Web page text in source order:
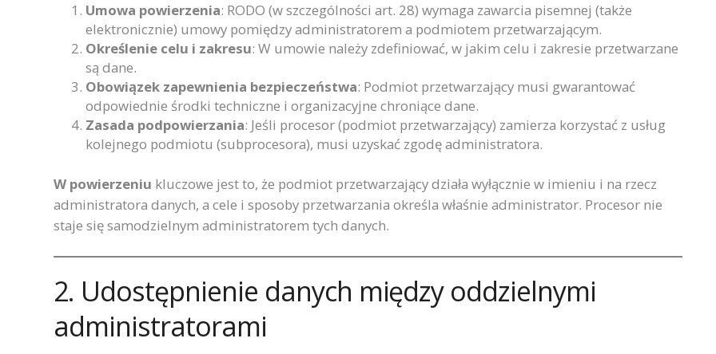
Umowa powierzenia: RODO (w szczególności art. 28) wymaga zawarcia pisemnej (także
elektronicznie) umowy pomiędzy administratorem a podmiotem przetwarzającym.
Określenie celu i zakresu: W umowie należy zdefiniować, w jakim celu i zakresie przetwarzane
są dane.
Obowiązek zapewnienia bezpieczeństwa: Podmiot przetwarzający musi gwarantować
odpowiednie środki techniczne i organizacyjne chroniące dane.
Zasada podpowierzania: Jeśli procesor (podmiot przetwarzający) zamierza korzystać z usług
kolejnego podmiotu (subprocesora), musi uzyskać zgodę administratora.
W powierzeniu kluczowe jest to, że podmiot przetwarzający działa wyłącznie w imieniu i na rzecz
administratora danych, a cele i sposoby przetwarzania określa właśnie administrator. Procesor nie
staje się samodzielnym administratorem tych danych.
2. Udostępnienie danych między oddzielnymi
administratorami